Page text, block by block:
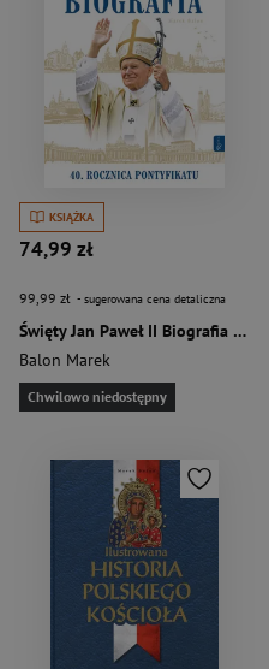
KSIĄŻKA
74,99 zł
99,99 zł - sugerowana cena detaliczna
Święty Jan Paweł II Biografia 40 rocznica pontyfikatu
Balon Marek
Chwilowo niedostępny